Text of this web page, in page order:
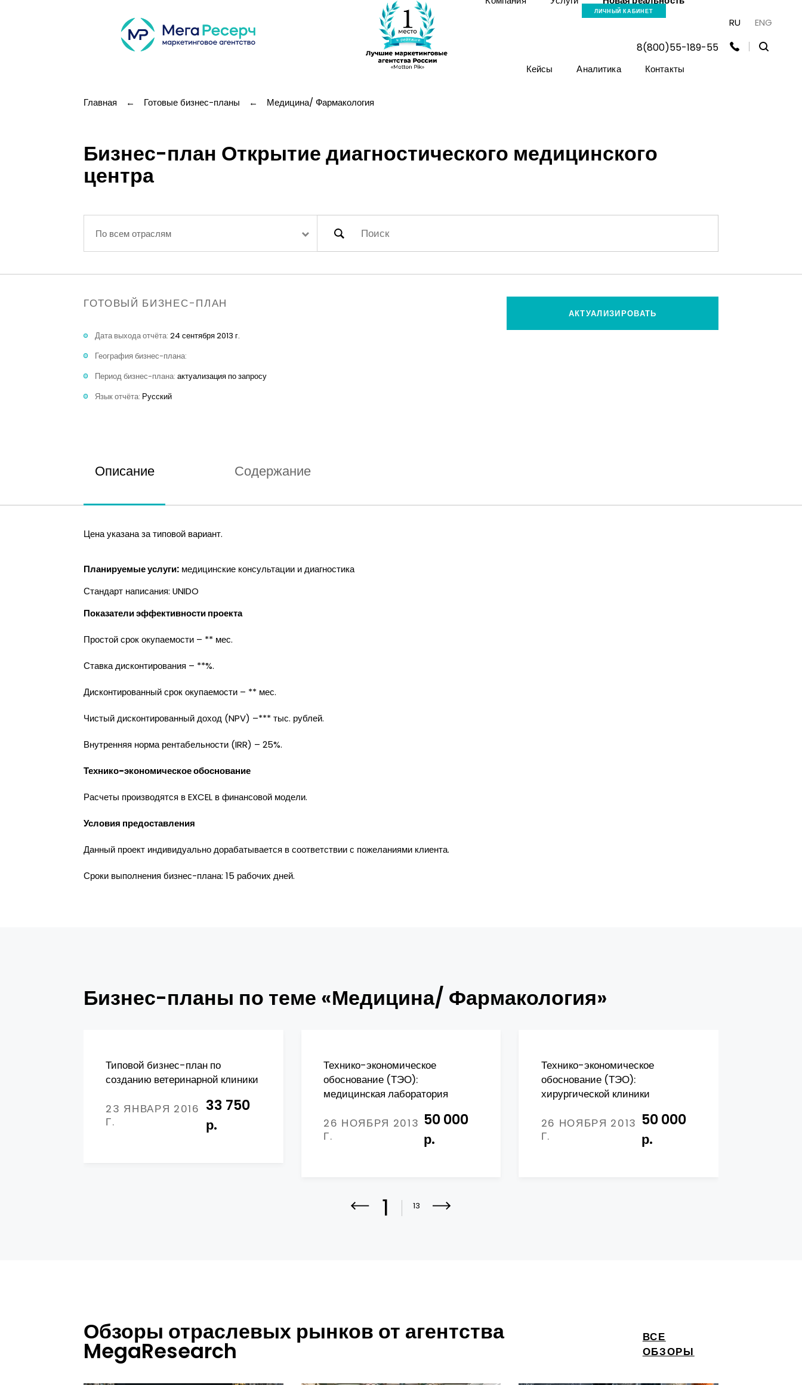
ЛИЧНЫЙ КАБИНЕТ
Кейсы Аналитика Контакты
RU ENG
8(800)55-189-55
Главная ← Готовые бизнес-планы ← Медицина/ Фармакология
Бизнес-план Открытие диагностического медицинского
центра
По всем отраслям
ГОТОВЫЙ БИЗНЕС-ПЛАН
Дата выхода отчёта: 24 сентября 2013 г.
География бизнес-плана:
Период бизнес-плана: актуализация по запросу
Язык отчёта: Русский
АКТУАЛИЗИРОВАТЬ
Описание Содержание
Цена указана за типовой вариант.
Планируемые услуги:медицинские консультации и диагностика
Стандарт написания: UNIDO
Показатели эффективности проекта
Простой срок окупаемости – ** мес.
Ставка дисконтирования – **%.
Дисконтированный срок окупаемости – ** мес.
Чистый дисконтированный доход (NPV) –*** тыс. рублей.
Внутренняя норма рентабельности (IRR) – 25%.
Технико-экономическое обоснование
Расчеты производятся в EXCEL в финансовой модели.
Условия предоставления
Данный проект индивидуально дорабатывается в соответствии с пожеланиями клиента.
Сроки выполнения бизнес-плана: 15 рабочих дней.
Бизнес-планы по теме «Медицина/ Фармакология»
Типовой бизнес-план по
созданию ветеринарной клиники
23 ЯНВАРЯ 2016
Г.
33 750
р.
Технико-экономическое
обоснование (ТЭО):
медицинская лаборатория
26 НОЯБРЯ 2013
Г.
50 000
р.
Технико-экономическое
обоснование (ТЭО):
хирургической клиники
26 НОЯБРЯ 2013
Г.
50 000
р.
1 13
Обзоры отраслевых рынков от агентства
MegaResearch
ВСЕ
ОБЗОРЫ